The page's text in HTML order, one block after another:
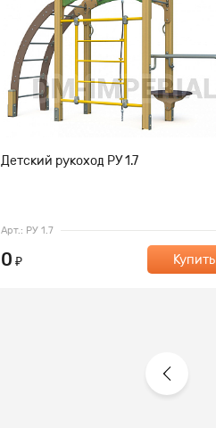
Детский рукоход РУ 1.7
Арт.: РУ 1.7
0 ₽ Купить